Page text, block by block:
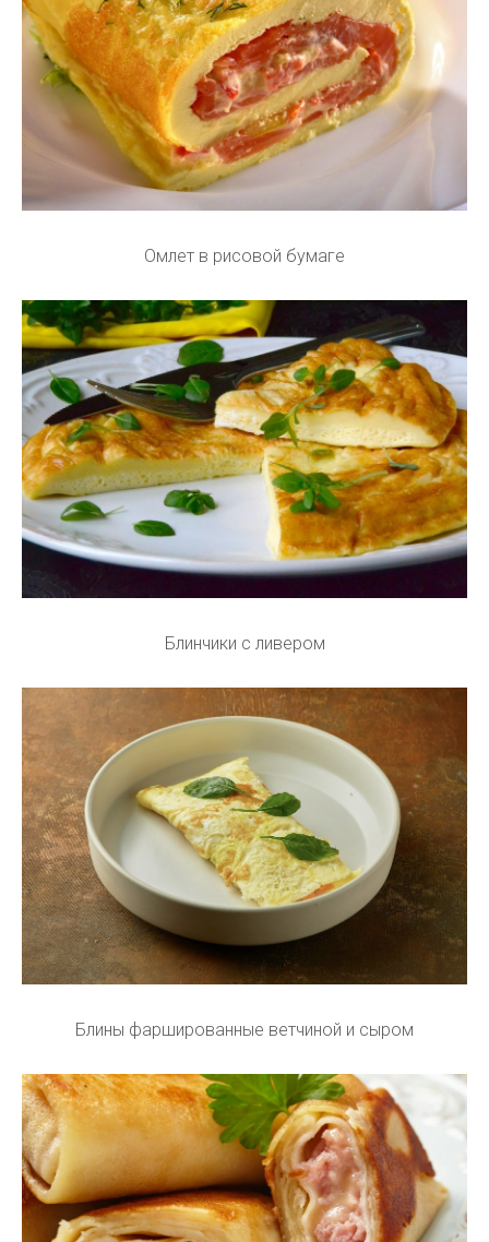
Омлет в рисовой бумаге
Блинчики с ливером
Блины фаршированные ветчиной и сыром